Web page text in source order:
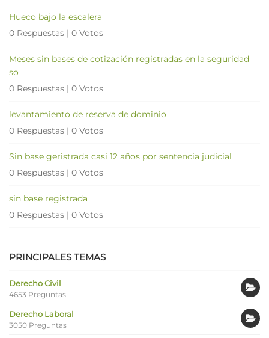
Hueco bajo la escalera
0 Respuestas | 0 Votos
Meses sin bases de cotización registradas en la seguridad
so
0 Respuestas | 0 Votos
levantamiento de reserva de dominio
0 Respuestas | 0 Votos
Sin base geristrada casi 12 años por sentencia judicial
0 Respuestas | 0 Votos
sin base registrada
0 Respuestas | 0 Votos
PRINCIPALES TEMAS
Derecho Civil
4653 Preguntas
Derecho Laboral
3050 Preguntas